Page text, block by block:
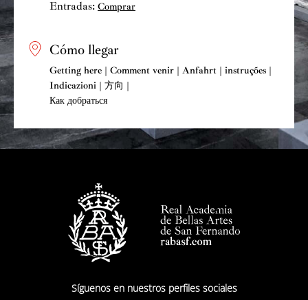
Entradas: Comprar
Cómo llegar
Getting here | Comment venir | Anfahrt | instruções |
Indicazioni | 方向 |
Как добраться
Síguenos en nuestros perfiles sociales